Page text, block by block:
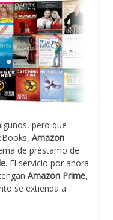
pero que
Amazon
de préstamo de
. El servicio por ahora
Amazon Prime,
se extienda a